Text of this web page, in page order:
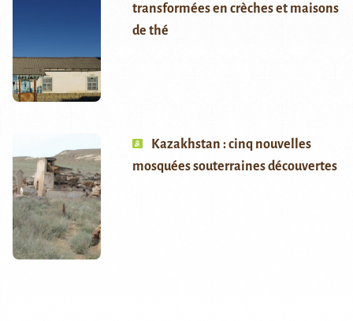
transformées en crèches et maisons
de thé
Kazakhstan : cinq nouvelles
mosquées souterraines découvertes